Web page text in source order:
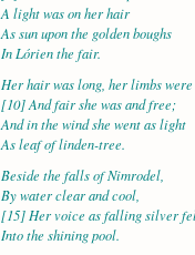
A light was on her hair
As sun upon the golden boughs
In Lórien the fair.
Her hair was long, her limbs
[10] And fair she was and free;
And in the wind she went as light
As leaf of linden-tree.
Beside the falls of Nimrodel,
By water clear and cool,
[15] Her voice as falling silver
Into the shining pool.